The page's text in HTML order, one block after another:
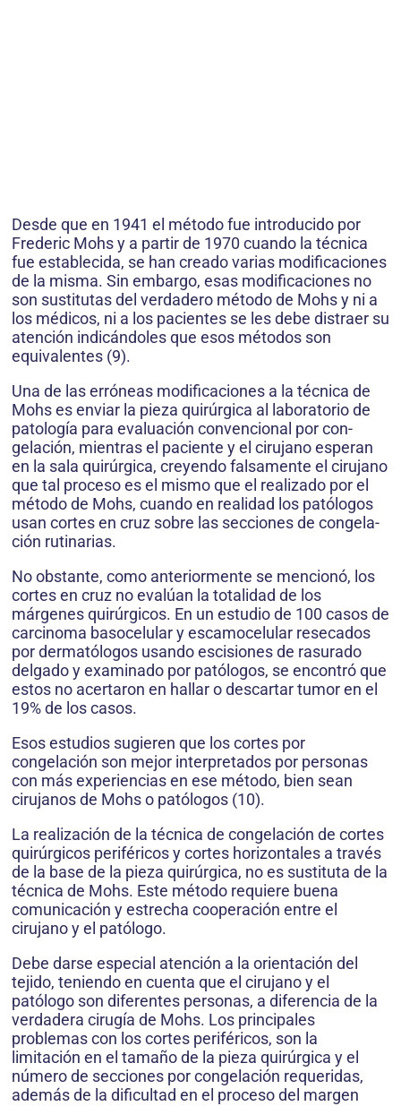
Desde que en 1941 el método fue introduci­do por
Frederic Mohs y a partir de 1970 cuando la técnica
fue establecida, se han creado varias modificaciones
de la misma. Sin embargo, esas modificaciones no
son sustitutas del verdadero mé­todo de Mohs y ni a
los médicos, ni a los pacientes se les debe distraer su
atención indicándoles que esos métodos son
equivalentes (9).
Una de las erróneas modificaciones a la técnica de
Mohs es enviar la pieza quirúrgica al laboratorio de
patología para evaluación convencional por con­
gelación, mientras el paciente y el cirujano esperan
en la sala quirúrgica, creyendo falsamente el cirujano
que tal proceso es el mismo que el realizado por el
método de Mohs, cuando en realidad los patólogos
usan cortes en cruz sobre las secciones de congela­
ción rutinarias.
No obstante, como anteriormente se mencionó, los
cortes en cruz no evalúan la totalidad de los
márgenes quirúrgicos. En un estudio de 100 casos de
carcinoma basocelular y escamocelular resecados
por dermatólogos usando escisiones de rasurado
delgado y examinado por patólogos, se encontró que
estos no acertaron en hallar o des­cartar tumor en el
19% de los casos.
Esos estudios sugieren que los cortes por
congelación son mejor interpretados por personas
con más experiencias en ese método, bien sean
cirujanos de Mohs o patólogos (10).
La realización de la técnica de congelación de cortes
quirúrgicos periféricos y cortes horizontales a través
de la base de la pieza quirúrgica, no es sustituta de la
técnica de Mohs. Este método re­quiere buena
comunicación y estrecha cooperación entre el
cirujano y el patólogo.
Debe darse especial atención a la orientación del
tejido, teniendo en cuenta que el cirujano y el
patólogo son diferentes personas, a diferencia de la
verdadera cirugía de Mohs. Los principales
problemas con los cortes periféricos, son la
limitación en el tamaño de la pieza quirúrgica y el
número de secciones por congelación requeridas,
además de la dificultad en el proceso del margen